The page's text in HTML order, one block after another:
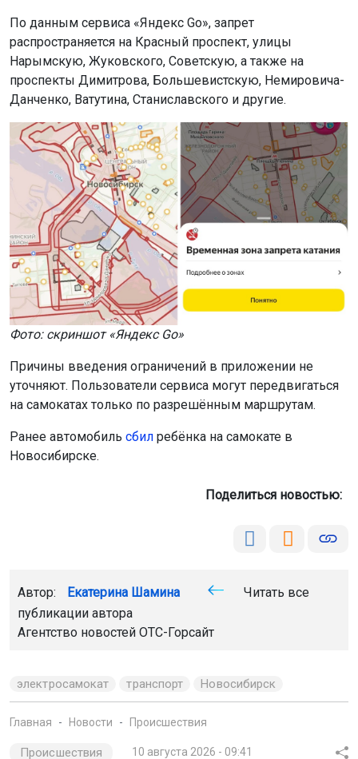
По данным сервиса «Яндекс Go», запрет
распространяется на Красный проспект, улицы
Нарымскую, Жуковского, Советскую, а также на
проспекты Димитрова, Большевистскую, Немировича-
Данченко, Ватутина, Станиславского и другие.
Фото: скриншот «Яндекс Go»
Причины введения ограничений в приложении не
уточняют. Пользователи сервиса могут передвигаться
на самокатах только по разрешённым маршрутам.
Ранее автомобиль сбил ребёнка на самокате в
Новосибирске.
Поделиться новостью:
Автор: Екатерина Шамина
Читать все
публикации автора
Агентство новостей ОТС-Горсайт
электросамокат транспорт Новосибирск
Главная Новости Происшествия
Происшествия 10 августа 2026 - 09:41